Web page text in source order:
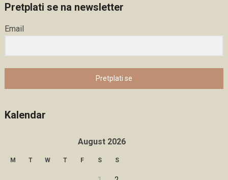
Pretplati se na newsletter
Email
Pretplati se
Kalendar
August 2026
M T W T F S S